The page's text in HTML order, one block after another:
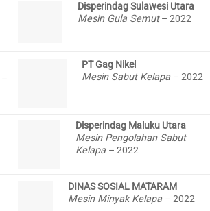
Disperindag Sulawesi Utara
Mesin Gula Semut– 2022
–
PT Gag Nikel
Mesin Sabut Kelapa – 2022
Disperindag Maluku Utara
Mesin Pengolahan Sabut
Kelapa – 2022
DINAS SOSIAL MATARAM
Mesin Minyak Kelapa – 2022